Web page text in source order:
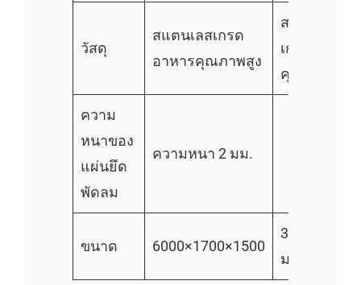
วัสดุ
สแตนเลสเกรด
อาหารคุณภาพสูง
สแตนเลสส
เกรดอาหาร
คุณภาพสูง
ความ
หนาของ
แผ่นยึด
พัดลม
ความหนา 2 มม.
ขนาด 6000×1700×1500
มม.